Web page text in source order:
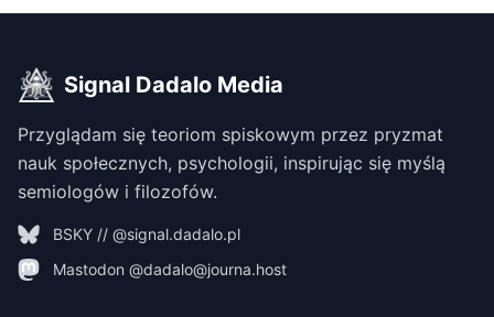
Signal Dadalo Media
Przyglądam się teoriom spiskowym przez pryzmat
nauk społecznych, psychologii, inspirując się myślą
semiologów i filozofów.
BSKY // @signal.dadalo.pl
Mastodon @dadalo@journa.host